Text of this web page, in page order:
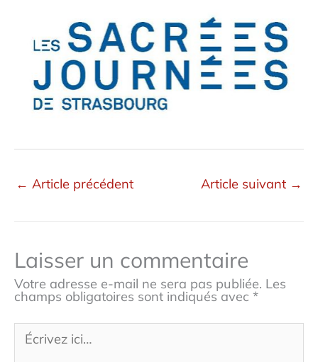
← Article précédent Article suivant →
Laisser un commentaire
Votre adresse e-mail ne sera pas publiée. Les
champs obligatoires sont indiqués avec *
Écrivez
ici…